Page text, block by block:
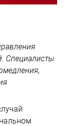
Специалисты